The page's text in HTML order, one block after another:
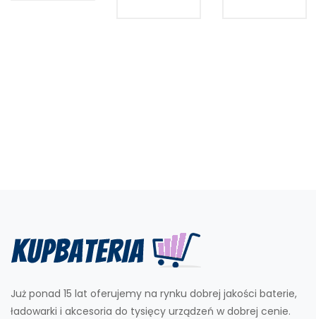
Już ponad 15 lat oferujemy na rynku dobrej jakości baterie,
ładowarki i akcesoria do tysięcy urządzeń w dobrej cenie.